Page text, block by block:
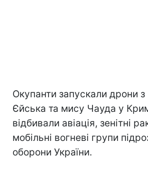
Окупанти запускали дрони з
Єйська та мису Чауда у
відбивали авіація, зенітні
мобільні вогневі групи
оборони України.